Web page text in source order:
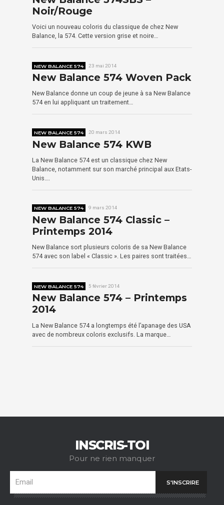
Noir/Rouge
Voici un nouveau coloris du classique de chez New
Balance, la 574. Cette version grise et noire…
NEW BALANCE 574 23 mai 2014
New Balance 574 Woven Pack
New Balance donne un coup de jeune à sa New Balance
574 en lui appliquant un traitement…
NEW BALANCE 574 20 mars 2014
New Balance 574 KWB
La New Balance 574 est un classique chez New
Balance, notamment sur son marché principal aux Etats-
Unis….
NEW BALANCE 574 9 mars 2014
New Balance 574 Classic –
Printemps 2014
New Balance sort plusieurs coloris de sa New Balance
574 avec son label « Classic ». Les paires sont traitées…
NEW BALANCE 574 5 février 2014
New Balance 574 – Printemps
2014
La New Balance 574 a longtemps été l’apanage des USA
avec de nombreux coloris exclusifs. La marque…
INSCRIS-TOI
Pour ne rien manquer